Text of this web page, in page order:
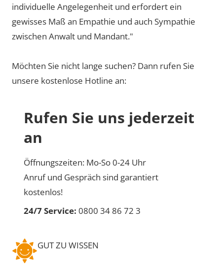
individuelle Angelegenheit und erfordert ein
gewisses Maß an Empathie und auch Sympathie
zwischen Anwalt und Mandant."
Möchten Sie nicht lange suchen? Dann rufen Sie
unsere kostenlose Hotline an:
Rufen Sie uns jederzeit
an
Öffnungszeiten: Mo-So 0-24 Uhr
Anruf und Gespräch sind garantiert
kostenlos!
24/7 Service: 0800 34 86 72 3
GUT ZU WISSEN